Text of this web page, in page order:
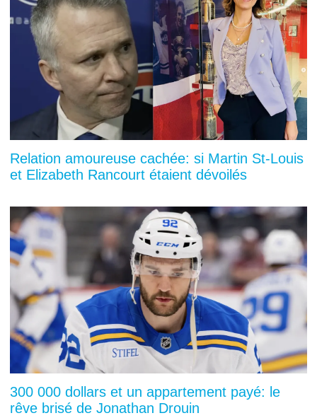
Relation amoureuse cachée: si Martin St-Louis
et Elizabeth Rancourt étaient dévoilés
300 000 dollars et un appartement payé: le
rêve brisé de Jonathan Drouin